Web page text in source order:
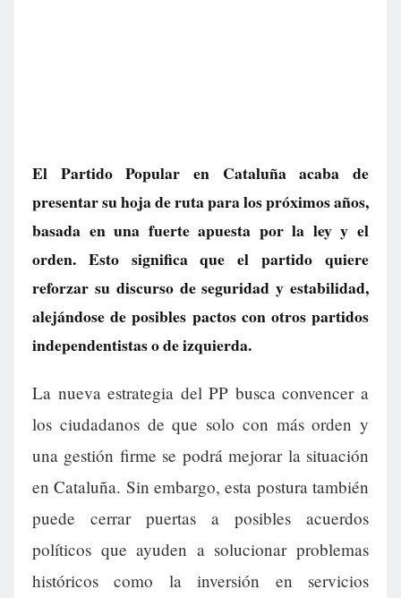
El Partido Popular en Cataluña acaba de
presentar su hoja de ruta para los próximos años,
basada en una fuerte apuesta por la ley y el
orden. Esto significa que el partido quiere
reforzar su discurso de seguridad y estabilidad,
alejándose de posibles pactos con otros partidos
independentistas o de izquierda.
La nueva estrategia del PP busca convencer a
los ciudadanos de que solo con más orden y
una gestión firme se podrá mejorar la situación
en Cataluña. Sin embargo, esta postura también
puede cerrar puertas a posibles acuerdos
políticos que ayuden a solucionar problemas
históricos como la inversión en servicios